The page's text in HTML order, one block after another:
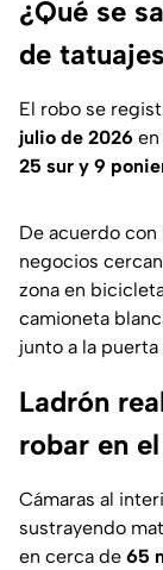
¿Qué se
de
El robo se
julio de 2026
25 sur y 9
De acuerdo con
negocios
zona en
camioneta
junto a la
Ladrón
robar en
Cámaras al
sustrayendo
en cerca de 65